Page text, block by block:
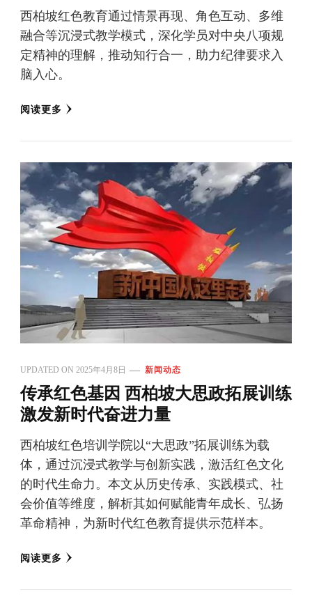
西柏坡红色教育通过情景再现、角色互动、多维
融合等沉浸式教学模式，深化学员对中央八项规
定精神的理解，推动知行合一，助力纪律要求入
脑入心。
阅读更多
UPDATED ON 2025年4月8日 新闻动态
传承红色基因 西柏坡大思政拓展训练
激发新时代奋进力量
西柏坡红色培训学院以“大思政”拓展训练为载
体，通过沉浸式教学与创新实践，激活红色文化
的时代生命力。本文从历史传承、实践模式、社
会价值等维度，解析其如何赋能青年成长、弘扬
革命精神，为新时代红色教育提供示范样本。
阅读更多